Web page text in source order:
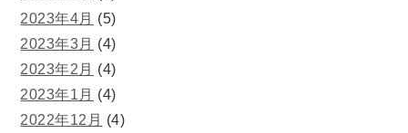
2023年4月 (5)
2023年3月 (4)
2023年2月 (4)
2023年1月 (4)
2022年12月 (4)